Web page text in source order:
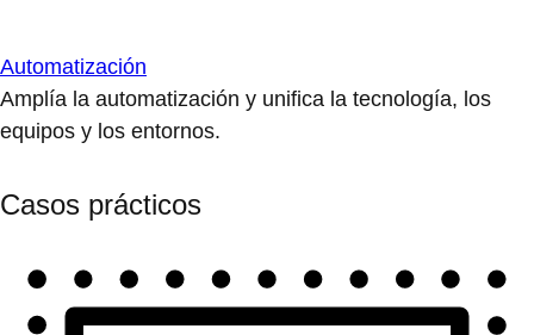
Automatización
Amplía la automatización y unifica la tecnología, los
equipos y los entornos.
Casos prácticos